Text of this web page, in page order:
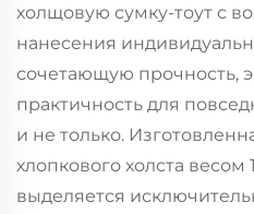
холщовую сумку-тоут с
нанесения
сочетающую прочность,
практичность для
и не только.
хлопкового холста весом
выделяется